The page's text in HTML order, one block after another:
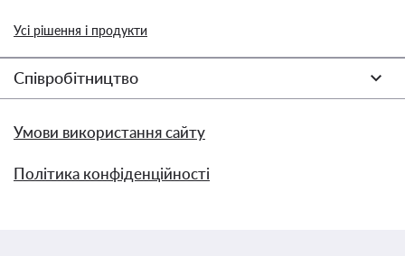
Усі рішення і продукти
Співробітництво
Умови використання сайту
Політика конфіденційності